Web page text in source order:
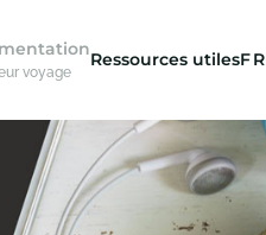
voyage
Ressources utilesFR